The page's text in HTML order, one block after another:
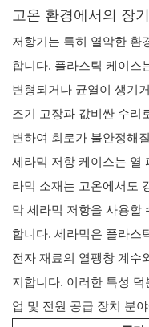
고온 환경에서의 장
저항기는 특히 열악한 환
합니다. 플라스틱 케이스
변형되거나 균열이 생기
조기 고장과 값비싼 수리
변하여 회로가 불안정해
세라믹 저항 케이스는 열
라믹 소재는 고온에서도
막 세라믹 저항을 사용할
합니다. 세라믹은 플라스
전자 재료의 열팽창 계수
지합니다. 이러한 특성
업 및 전원 공급 장치 분